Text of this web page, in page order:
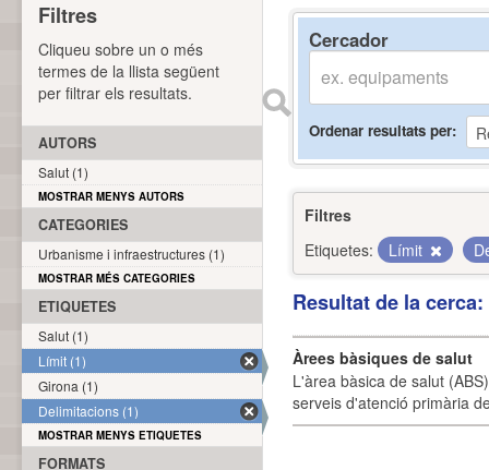
Cercador
Ordenar resultats per
Filtres
Etiquetes:
Límit
Resultat de la
Àrees bàsiques de salut
L'àrea bàsica de salut
serveis d'atenció primària
Filtres
Cliqueu sobre un o més
termes de la llista següent
per filtrar els resultats.
AUTORS
Salut (1)
MOSTRAR MENYS AUTORS
CATEGORIES
Urbanisme i infraestructures (1)
MOSTRAR MÉS CATEGORIES
ETIQUETES
Salut (1)
Límit (1)
Girona (1)
Delimitacions (1)
MOSTRAR MENYS ETIQUETES
FORMATS